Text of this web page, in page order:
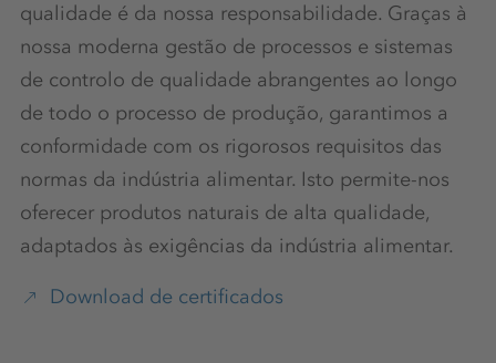
qualidade é da nossa responsabilidade. Graças à
nossa moderna gestão de processos e sistemas
de controlo de qualidade abrangentes ao longo
de todo o processo de produção, garantimos a
conformidade com os rigorosos requisitos das
normas da indústria alimentar. Isto permite-nos
oferecer produtos naturais de alta qualidade,
adaptados às exigências da indústria alimentar.
Download de certificados